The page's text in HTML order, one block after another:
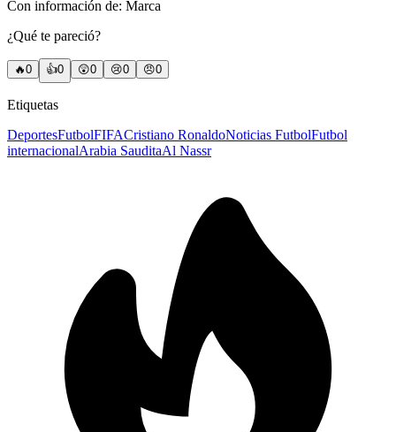
Con información de: Marca
¿Qué te pareció?
🔥0 👍0 😲0 😢0 😠0
Etiquetas
DeportesFutbolFIFACristiano RonaldoNoticias FutbolFutbol
internacionalArabia SauditaAl Nassr